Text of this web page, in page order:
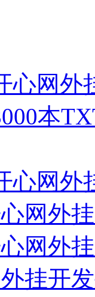
心网外
本
心网外
网外
网外
挂开